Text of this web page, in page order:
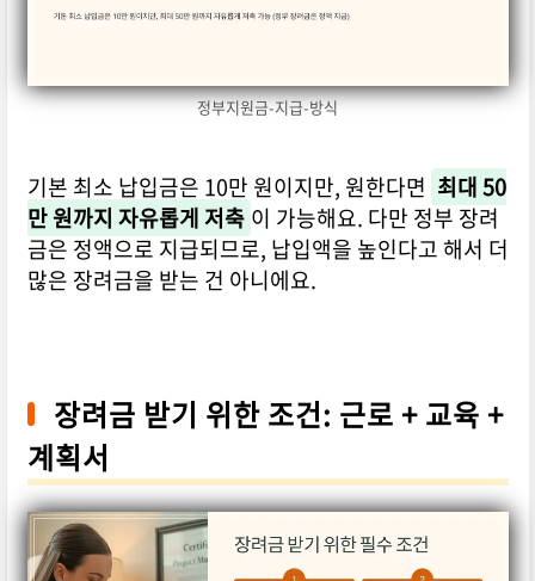
정부지원금-지급-방식
기본 최소 납입금은 10만 원이지만, 원한다면 최대 50
만 원까지 자유롭게 저축 이 가능해요. 다만 정부 장려
금은 정액으로 지급되므로, 납입액을 높인다고 해서 더
많은 장려금을 받는 건 아니에요.
장려금 받기 위한 조건: 근로 + 교육 +
계획서